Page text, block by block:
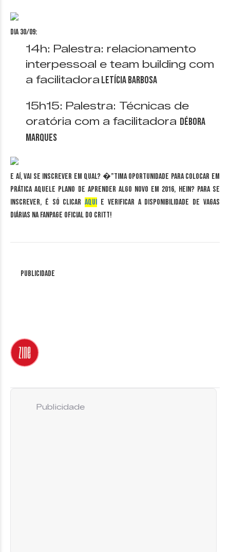
Dia 30/09:
14h: Palestra: relacionamento
interpessoal e team building com
a facilitadora Letícia Barbosa
15h15: Palestra: Técnicas de
oratória com a facilitadora Débora
Marques
E aí, vai se inscrever em qual? �”tima oportunidade para colocar em
prática aquele plano de aprender algo novo em 2016, hein? Para se
inscrever, é só clicarAQUI e verificar a disponibilidade de vagas
diárias nafanpage oficial do Critt!
Publicidade
Publicidade